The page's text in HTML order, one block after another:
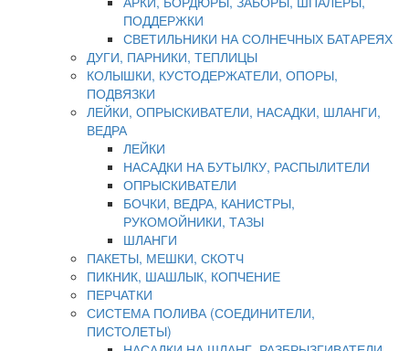
ПОДДЕРЖКИ
СВЕТИЛЬНИКИ НА СОЛНЕЧНЫХ БАТАРЕЯХ
ДУГИ, ПАРНИКИ, ТЕПЛИЦЫ
КОЛЫШКИ, КУСТОДЕРЖАТЕЛИ, ОПОРЫ,
ПОДВЯЗКИ
ЛЕЙКИ, ОПРЫСКИВАТЕЛИ, НАСАДКИ, ШЛАНГИ,
ВЕДРА
ЛЕЙКИ
НАСАДКИ НА БУТЫЛКУ, РАСПЫЛИТЕЛИ
ОПРЫСКИВАТЕЛИ
БОЧКИ, ВЕДРА, КАНИСТРЫ,
РУКОМОЙНИКИ, ТАЗЫ
ШЛАНГИ
ПАКЕТЫ, МЕШКИ, СКОТЧ
ПИКНИК, ШАШЛЫК, КОПЧЕНИЕ
ПЕРЧАТКИ
СИСТЕМА ПОЛИВА (СОЕДИНИТЕЛИ,
ПИСТОЛЕТЫ)